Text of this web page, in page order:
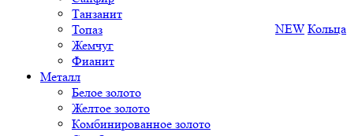
Танзанит
Топаз
Жемчуг
Фианит
Металл
Белое золото
Желтое золото
Комбинированное золото
NEW Кольца